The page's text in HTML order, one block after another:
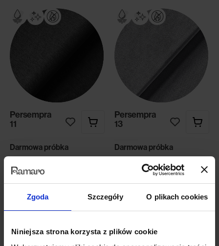
Zgoda Szczegóły O plikach cookies
Niniejsza strona korzysta z plików cookie
Persempra
11
Darmowa próbka
Persempra
13
Darmowa próbka